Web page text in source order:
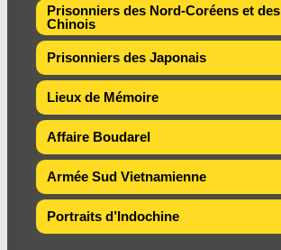
Prisonniers des Nord-Coréens et des
Chinois
Prisonniers des Japonais
Lieux de Mémoire
Affaire Boudarel
Armée Sud Vietnamienne
Portraits d’Indochine